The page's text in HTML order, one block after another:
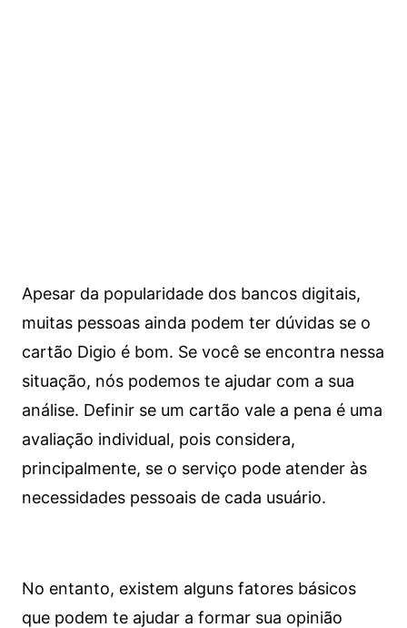
Apesar da popularidade dos bancos digitais,
muitas pessoas ainda podem ter dúvidas se o
cartão Digio é bom. Se você se encontra nessa
situação, nós podemos te ajudar com a sua
análise. Definir se um cartão vale a pena é uma
avaliação individual, pois considera,
principalmente, se o serviço pode atender às
necessidades pessoais de cada usuário.
No entanto, existem alguns fatores básicos
que podem te ajudar a formar sua opinião